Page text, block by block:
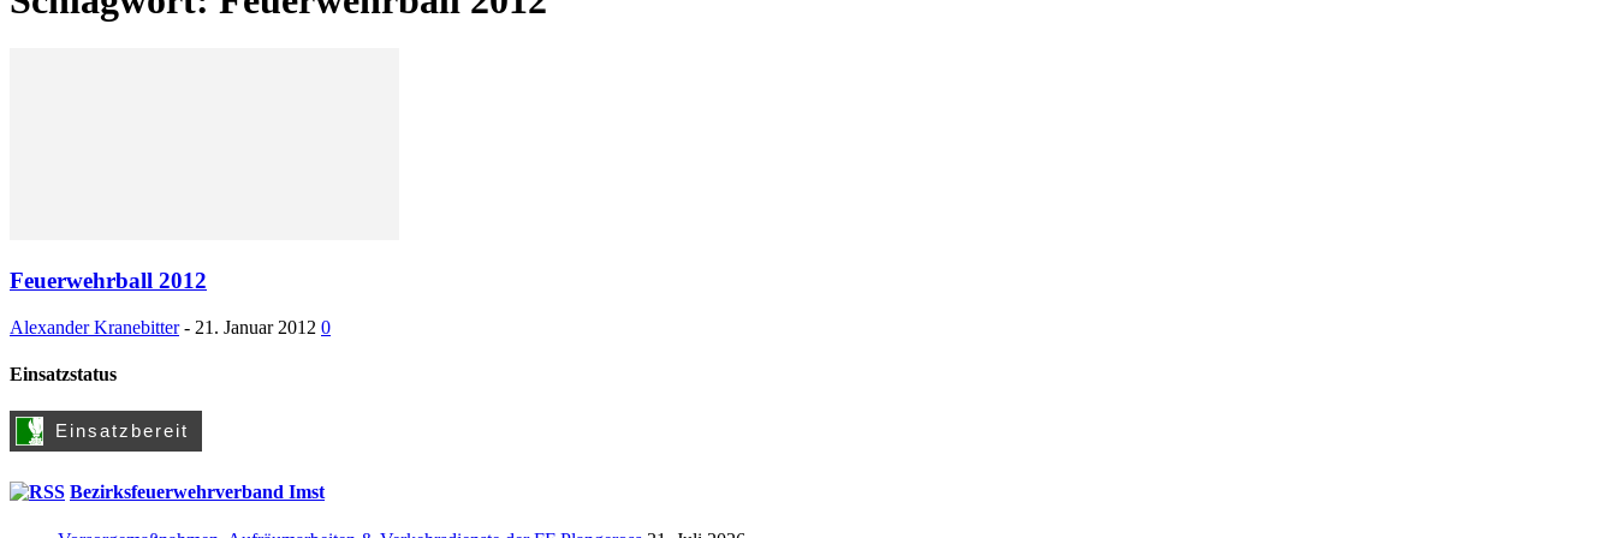
Feuerwehrball 2012
Alexander Kranebitter - 21. Januar 2012 0
Einsatzstatus
Bezirksfeuerwehrverband Imst